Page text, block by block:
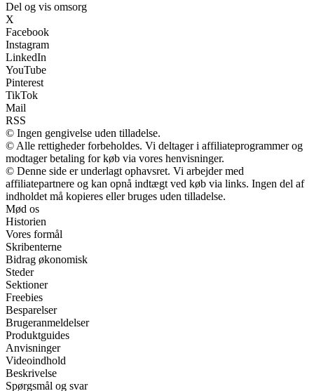
Del og vis omsorg
X
Facebook
Instagram
LinkedIn
YouTube
Pinterest
TikTok
Mail
RSS
© Ingen gengivelse uden tilladelse.
© Alle rettigheder forbeholdes. Vi deltager i affiliateprogrammer og
modtager betaling for køb via vores henvisninger.
© Denne side er underlagt ophavsret. Vi arbejder med
affiliatepartnere og kan opnå indtægt ved køb via links. Ingen del af
indholdet må kopieres eller bruges uden tilladelse.
Mød os
Historien
Vores formål
Skribenterne
Bidrag økonomisk
Steder
Sektioner
Freebies
Besparelser
Brugeranmeldelser
Produktguides
Anvisninger
Videoindhold
Beskrivelse
Spørgsmål og svar